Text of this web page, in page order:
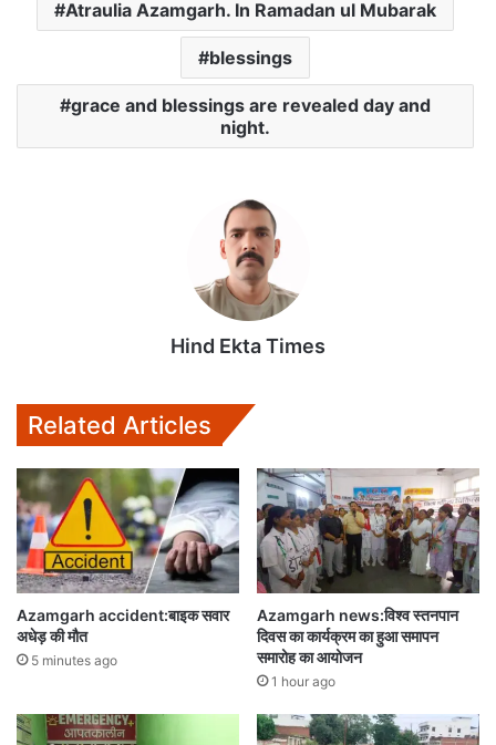
A
p
o
k
e
Atraulia Azamgarh. In Ramadan ul Mubarak
blessings
grace and blessings are revealed day and
night.
Hind Ekta Times
Related Articles
Azamgarh accident:बाइक सवार
अधेड़ की मौत
5 minutes ago
Azamgarh news:विश्व स्तनपान
दिवस का कार्यक्रम का हुआ समापन
समारोह का आयोजन
1 hour ago